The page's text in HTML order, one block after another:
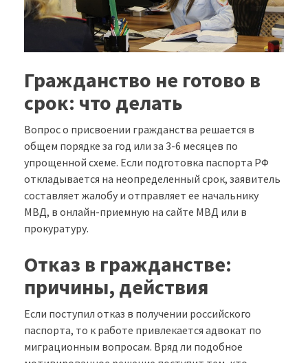
Гражданство не готово в
срок: что делать
Вопрос о присвоении гражданства решается в
общем порядке за год или за 3-6 месяцев по
упрощенной схеме. Если подготовка паспорта РФ
откладывается на неопределенный срок, заявитель
составляет жалобу и отправляет ее начальнику
МВД, в онлайн-приемную на сайте МВД или в
прокуратуру.
Отказ в гражданстве:
причины, действия
Если поступил отказ в получении российского
паспорта, то к работе привлекается адвокат по
миграционным вопросам. Вряд ли подобное